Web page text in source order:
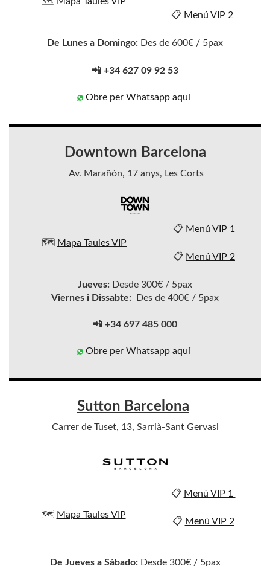
📋 Menú VIP 2
De Lunes a Domingo: Des de 600€ / 5pax
📲 +34 627 09 92 53
Obre per Whatsapp aquí
Downtown Barcelona
Av. Marañón, 17 anys, Les Corts
🗺️ Mapa Taules VIP
📋 Menú VIP 1
📋 Menú VIP 2
Jueves: Desde 300€ / 5pax
Viernes i Dissabte: Des de 400€ / 5pax
📲 +34 697 485 000
Obre per Whatsapp aquí
Sutton Barcelona
Carrer de Tuset, 13, Sarrià-Sant Gervasi
🗺️ Mapa Taules VIP
📋 Menú VIP 1
📋 Menú VIP 2
De Jueves a Sábado:Desde 300€ / 5pax